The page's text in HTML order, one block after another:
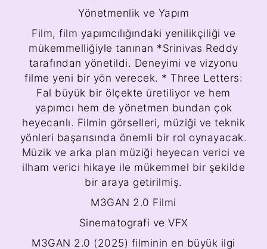
Yönetmenlik ve Yapım
Film, film yapımcılığındaki yenilikçiliği ve
mükemmelliğiyle tanınan *Srinivas Reddy
tarafından yönetildi. Deneyimi ve vizyonu
filme yeni bir yön verecek. * Three Letters:
Fal büyük bir ölçekte üretiliyor ve hem
yapımcı hem de yönetmen bundan çok
heyecanlı. Filmin görselleri, müziği ve teknik
yönleri başarısında önemli bir rol oynayacak.
Müzik ve arka plan müziği heyecan verici ve
ilham verici hikaye ile mükemmel bir şekilde
bir araya getirilmiş.
M3GAN 2.0 Filmi
Sinematografi ve VFX
M3GAN 2.0 (2025) filminin en büyük ilgi